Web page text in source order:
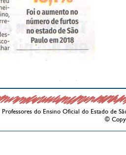
Professores do Ensino Oficial do Estado de
©